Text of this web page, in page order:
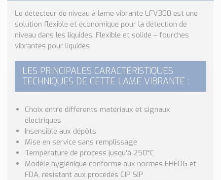
Conseils et Actualités
Catalogue des essentiels pour les brasseries et micro-
brasseries
Contact & Devis
Devis, Tarifs, Renseignements techniques
Le détecteur de niveau à lame vibrante LFV300 est une
solution flexible et économique pour la détection de
niveau dans les liquides. Flexible et solide – fourches
vibrantes pour liquides
LES PRINCIPALES CARACTÉRISTIQUES
TECHNIQUES DE CETTE LAME VIBRANTE :
Choix entre différents matériaux et signaux
électriques
Insensible aux dépôts
Mise en service sans remplissage
Température de process jusqu’à 250°C
Modèle hygiénique conforme aux normes EHEDG et
FDA, résistant aux procédés CIP SIP